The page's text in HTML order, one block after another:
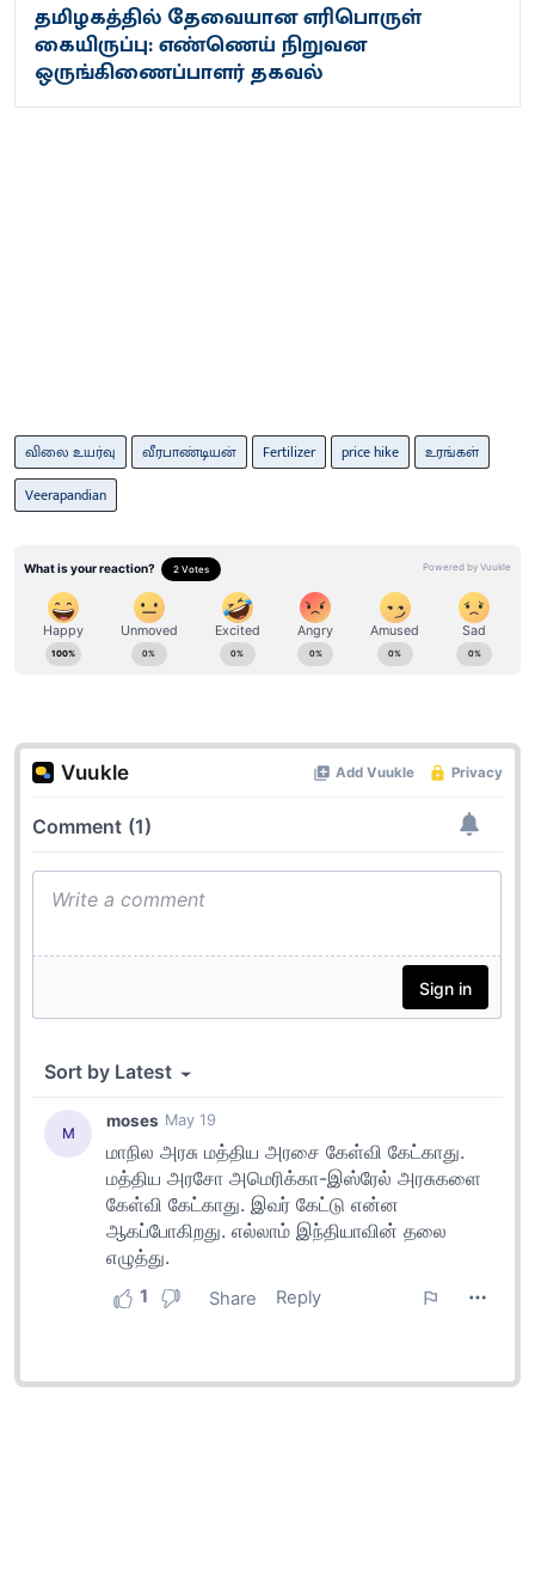
தமிழகத்தில் தேவையான எரிபொருள்
கையிருப்பு: எண்ணெய் நிறுவன
ஒருங்கிணைப்பாளர் தகவல்
விலை உயர்வு வீரபாண்டியன் Fertilizer price hike
உரங்கள்
Veerapandian